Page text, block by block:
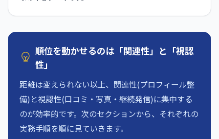
順位を動かせるのは「関連性」と「視認
性」
距離は変えられない以上、関連性(プロフィール整
備)と視認性(口コミ・写真・継続発信)に集中する
のが効率的です。次のセクションから、それぞれの
実務手順を順に見ていきます。